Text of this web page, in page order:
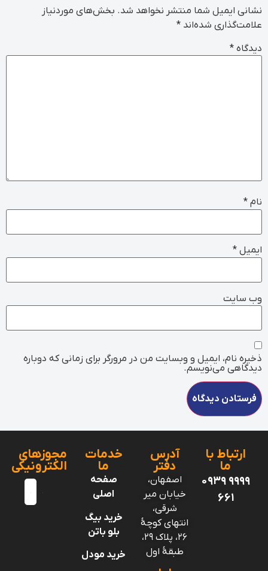
نشانی ایمیل شما منتشر نخواهد شد. بخش‌های موردنیاز
علامت‌گذاری شده‌اند *
دیدگاه *
نام *
ایمیل *
وب‌ سایت
ذخیره نام، ایمیل و وبسایت من در مرورگر برای زمانی که دوباره
دیدگاهی می‌نویسم.
ارتباط با
ما
۰۹۳۹ ۹۹۹۹
۶۶۱
آدرس
دفتر
اصفهان،
خیابان میر
شرقی،
انتهای کوچهٔ
۲۶، پلاک ۲۹،
طبقهٔ اول
خدمات
ما
صفحه
اصلی
خرید بیگ
بلو باتن
خرید مودل
مجوزهای
الکترونیکی